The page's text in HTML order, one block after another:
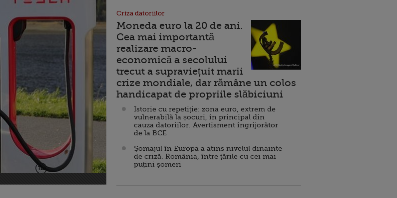
Criza datoriilor
Moneda euro la 20 de ani.
Cea mai importantă
realizare macro-
economică a secolului
trecut a supraviețuit marii
crize mondiale, dar rămâne un colos
handicapat de propriile slăbiciuni
Istorie cu repetiție: zona euro, extrem de
vulnerabilă la șocuri, în principal din
cauza datoriilor. Avertisment îngrijorător
de la BCE
Șomajul în Europa a atins nivelul dinainte
de criză. România, între țările cu cei mai
puțini șomeri